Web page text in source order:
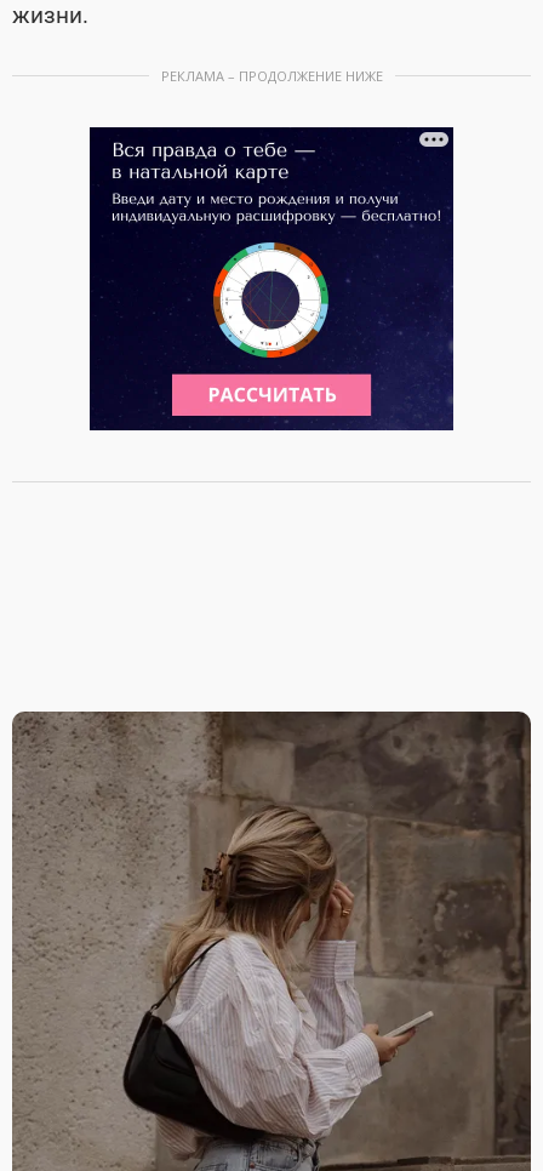
жизни.
РЕКЛАМА – ПРОДОЛЖЕНИЕ НИЖЕ